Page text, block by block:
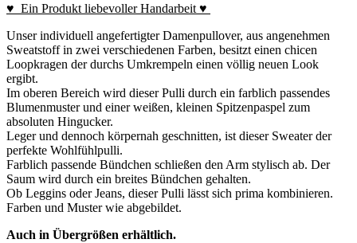
♥ Ein Produkt liebevoller Handarbeit ♥
Unser individuell angefertigter Damenpullover, aus angenehmen
Sweatstoff in zwei verschiedenen Farben, besitzt einen chicen
Loopkragen der durchs Umkrempeln einen völlig neuen Look
ergibt.
Im oberen Bereich wird dieser Pulli durch ein farblich passendes
Blumenmuster und einer weißen, kleinen Spitzenpaspel zum
absoluten Hingucker.
Leger und dennoch körpernah geschnitten, ist dieser Sweater der
perfekte Wohlfühlpulli.
Farblich passende Bündchen schließen den Arm stylisch ab. Der
Saum wird durch ein breites Bündchen gehalten.
Ob Leggins oder Jeans, dieser Pulli lässt sich prima kombinieren.
Farben und Muster wie abgebildet.
Auch in Übergrößen erhältlich.